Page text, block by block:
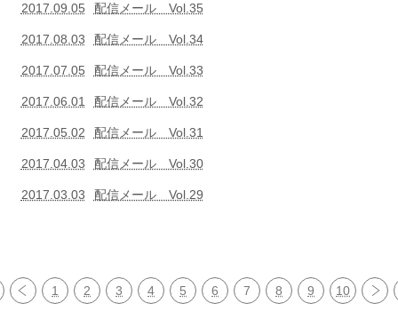
2017.09.05 配信メール Vol.35
2017.08.03 配信メール Vol.34
2017.07.05 配信メール Vol.33
2017.06.01 配信メール Vol.32
2017.05.02 配信メール Vol.31
2017.04.03 配信メール Vol.30
2017.03.03 配信メール Vol.29
1 2 3 4 5 6 7 8 9 10